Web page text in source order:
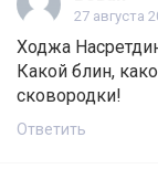
27 августа
Ходжа
Какой блин,
сковородки!
Ответить